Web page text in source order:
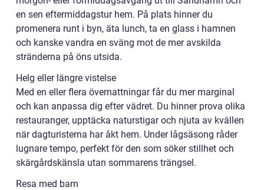
en sen eftermiddagstur hem. På plats hinner du
promenera runt i byn, äta lunch, ta en glass i hamnen
och kanske vandra en sväng mot de mer avskilda
stränderna på öns utsida.
Helg eller längre vistelse
Med en eller flera övernattningar får du mer marginal
och kan anpassa dig efter vädret. Du hinner prova olika
restauranger, upptäcka naturstigar och njuta av kvällen
när dagturisterna har åkt hem. Under lågsäsong råder
lugnare tempo, perfekt för den som söker stillhet och
skärgårdskänsla utan sommarens trängsel.
Resa med barn